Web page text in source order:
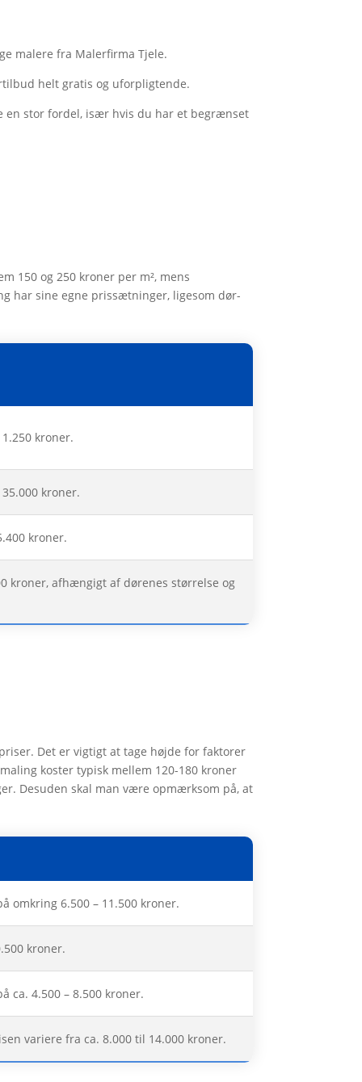
malere fra Malerfirma Tjele.
helt gratis og uforpligtende.
en stor fordel, især hvis du har et begrænset
150 og 250 kroner per m², mens
har sine egne prissætninger, ligesom dør-
kroner.
kroner.
kroner.
kroner, afhængigt af dørenes størrelse og
Det er vigtigt at tage højde for faktorer
koster typisk mellem 120-180 kroner
Desuden skal man være opmærksom på, at
omkring 6.500 – 11.500 kroner.
kroner.
ca. 4.500 – 8.500 kroner.
variere fra ca. 8.000 til 14.000 kroner.